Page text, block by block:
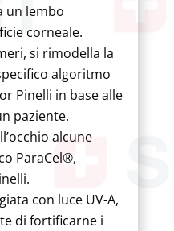
un lembo
corneale.
si rimodella la
algoritmo
Pinelli in base alle
paziente.
alcune
ParaCel®,
con luce UV-A,
di fortificarne i